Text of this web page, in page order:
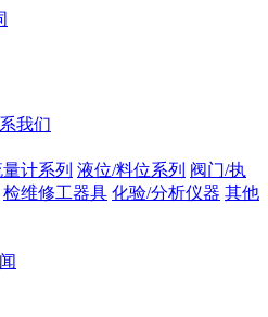
我们
计系列 液位/料位系列 阀门/执
检维修工器具 化验/分析仪器 其他